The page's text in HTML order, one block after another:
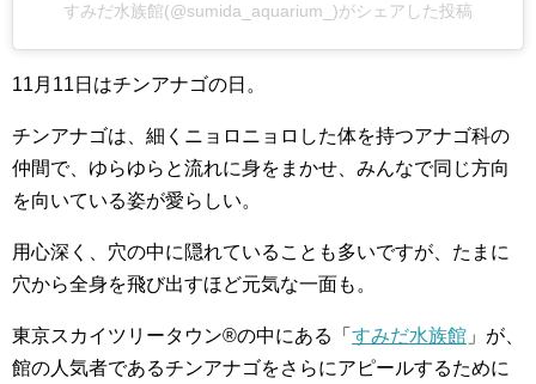
すみだ水族館(@sumida_aquarium_)がシェアした投稿
11月11日はチンアナゴの日。
チンアナゴは、細くニョロニョロした体を持つアナゴ科の
仲間で、ゆらゆらと流れに身をまかせ、みんなで同じ方向
を向いている姿が愛らしい。
用心深く、穴の中に隠れていることも多いですが、たまに
穴から全身を飛び出すほど元気な一面も。
東京スカイツリータウン®の中にある「 すみだ水族館 」が、
館の人気者であるチンアナゴをさらにアピールするために